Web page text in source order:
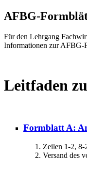
AFBG-
Für den Lehrgang
Informationen zur AFBG-
Leitfaden
Formblatt A:
Zeilen 1-2, 8-
Versand des